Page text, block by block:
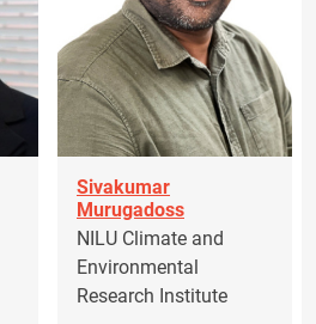
Sivakumar
Murugadoss
NILU Climate and
Environmental
Research Institute